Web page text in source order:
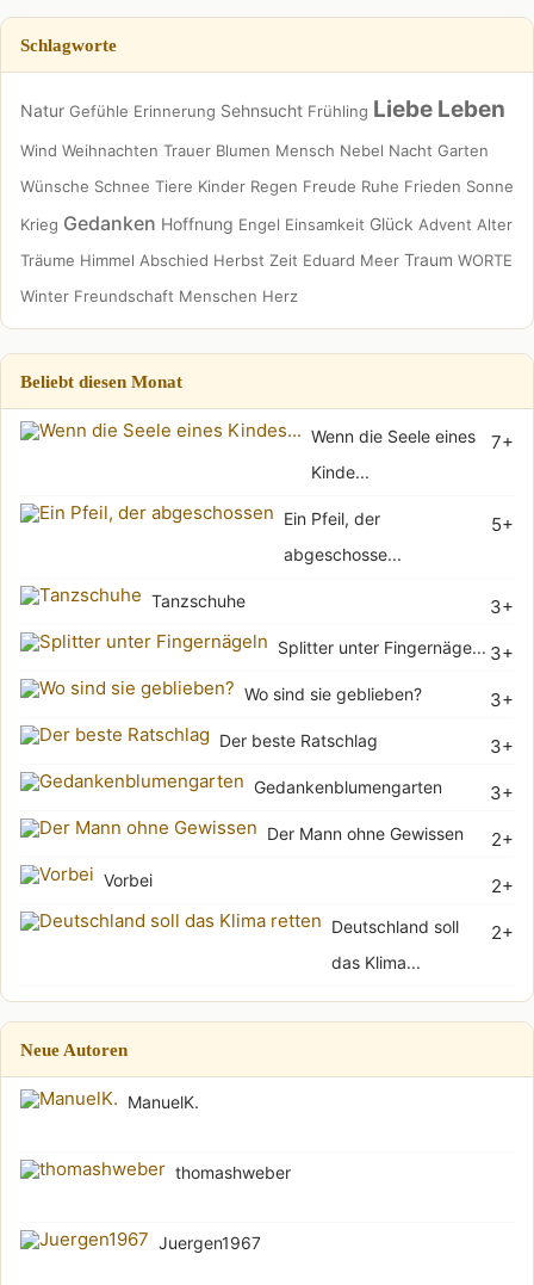
Schlagworte
Natur Gefühle Erinnerung Sehnsucht Frühling Liebe Leben
Wind Weihnachten Trauer Blumen Mensch Nebel Nacht Garten
Wünsche Schnee Tiere Kinder Regen Freude Ruhe Frieden Sonne
Krieg Gedanken Hoffnung Engel Einsamkeit Glück Advent Alter
Träume Himmel Abschied Herbst Zeit Eduard Meer Traum WORTE
Winter Freundschaft Menschen Herz
Beliebt diesen Monat
7+
Wenn die Seele eines
Kinde...
5+
Ein Pfeil, der
abgeschosse...
3+
Tanzschuhe
3+
Splitter unter Fingernäge...
3+
Wo sind sie geblieben?
3+
Der beste Ratschlag
3+
Gedankenblumengarten
2+
Der Mann ohne Gewissen
2+
Vorbei
2+
Deutschland soll
das Klima...
Neue Autoren
ManuelK.
thomashweber
Juergen1967